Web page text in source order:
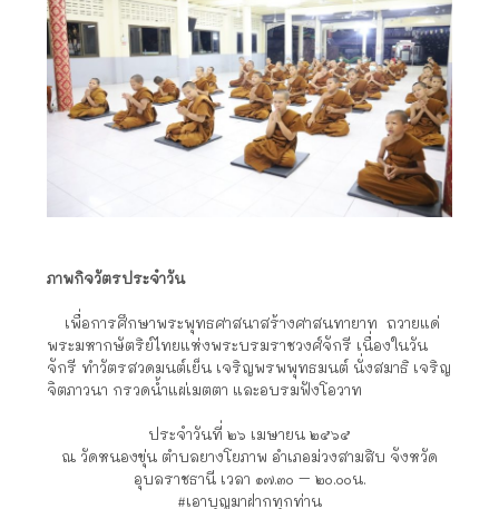
ภาพกิจวัตรประจำวัน
เพื่อการศึกษาพระพุทธศาสนาสร้างศาสนทายาท ถวายแด่
พระมหากษัตริย์ไทยแห่งพระบรมราชวงศ์จักรี เนื่องในวัน
จักรี ทำวัตรสวดมนต์เย็น เจริญพรพพุทธมนต์ นั่งสมาธิ เจริญ
จิตภาวนา กรวดน้ำแผ่เมตตา และอบรมฟังโอวาท
ประจำวันที่ ๒๖ เมษายน ๒๕๖๕
ณ วัดหนองขุ่น ตำบลยางโยภาพ อำเภอม่วงสามสิบ จังหวัด
อุบลราชธานี เวลา ๑๗.๓๐ – ๒๐.๐๐น.
#เอาบุญมาฝากทุกท่าน